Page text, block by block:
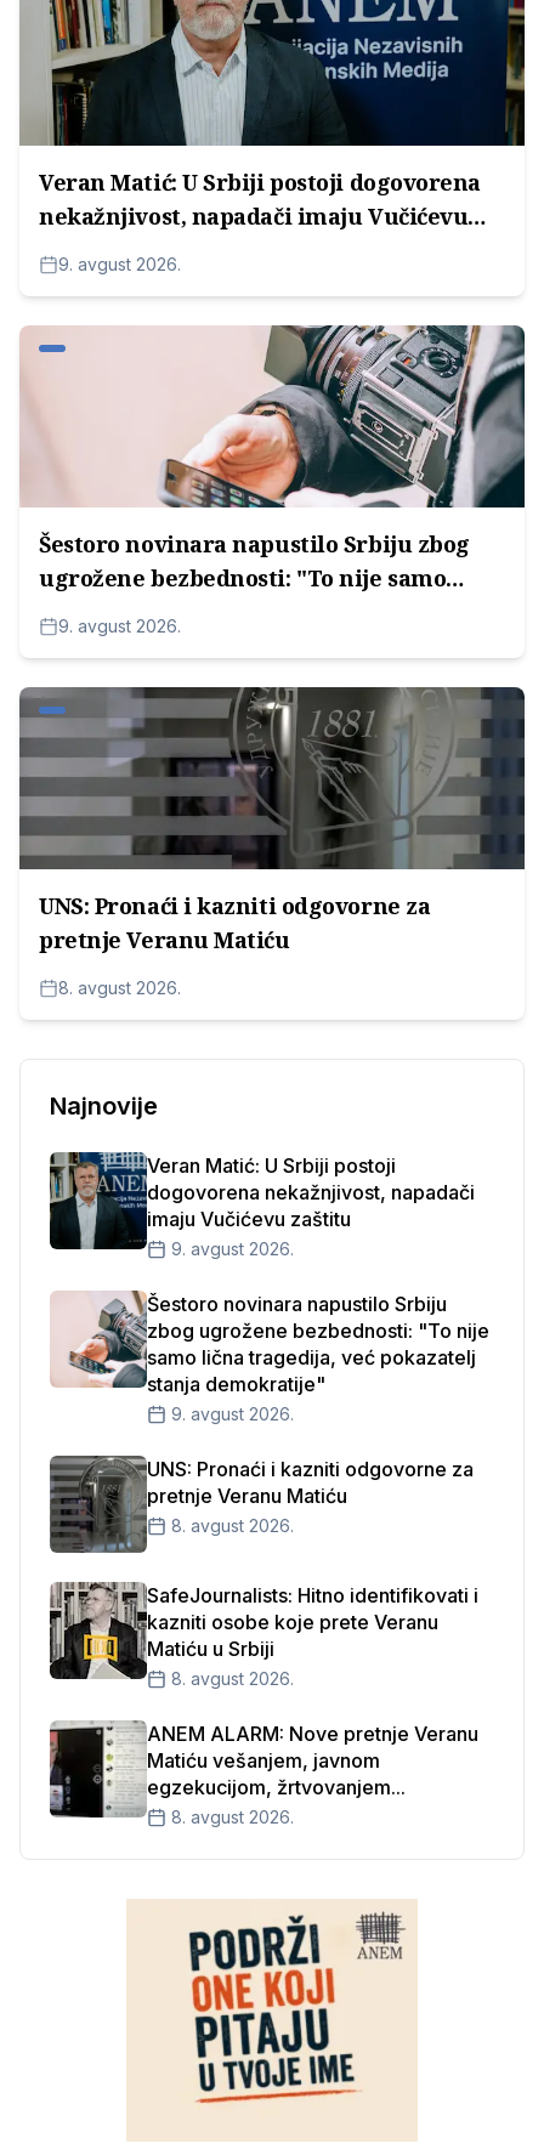
Veran Matić: U Srbiji postoji dogovorena
nekažnjivost, napadači imaju Vučićevu
zaštitu
9. avgust 2026.
Šestoro novinara napustilo Srbiju zbog
ugrožene bezbednosti: "To nije samo
lična tragedija, već pokazatelj stanja
demokratije"
9. avgust 2026.
UNS: Pronaći i kazniti odgovorne za
pretnje Veranu Matiću
8. avgust 2026.
Najnovije
Veran Matić: U Srbiji postoji
dogovorena nekažnjivost, napadači
imaju Vučićevu zaštitu
9. avgust 2026.
Šestoro novinara napustilo Srbiju
zbog ugrožene bezbednosti: "To nije
samo lična tragedija, već pokazatelj
stanja demokratije"
9. avgust 2026.
UNS: Pronaći i kazniti odgovorne za
pretnje Veranu Matiću
8. avgust 2026.
SafeJournalists: Hitno identifikovati i
kazniti osobe koje prete Veranu
Matiću u Srbiji
8. avgust 2026.
ANEM ALARM: Nove pretnje Veranu
Matiću vešanjem, javnom
egzekucijom, žrtvovanjem...
8. avgust 2026.